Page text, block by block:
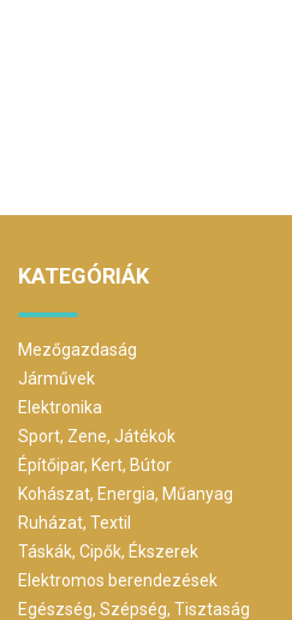
KATEGÓRIÁK
Mezőgazdaság
Járművek
Elektronika
Sport, Zene, Játékok
Építőipar, Kert, Bútor
Kohászat, Energia, Műanyag
Ruházat, Textil
Táskák, Cipők, Ékszerek
Elektromos berendezések
Egészség, Szépség, Tisztaság